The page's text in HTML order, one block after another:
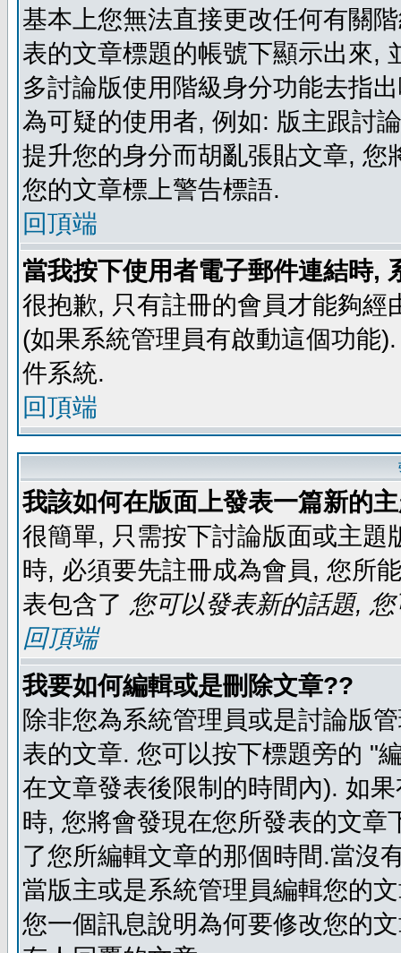
基本上您無法直接更改任何有關
表的文章標題的帳號下顯示出來,
多討論版使用階級身分功能去指
為可疑的使用者, 例如: 版主跟討
提升您的身分而胡亂張貼文章,
您的文章標上警告標語.
回頂端
當我按下使用者電子郵件連結時,
很抱歉, 只有註冊的會員才能夠
(如果系統管理員有啟動這個功能
件系統.
回頂端
我該如何在版面上發表一篇新的
很簡單, 只需按下討論版面或主
時, 必須要先註冊成為會員, 您所
表包含了 您可以發表新的話題,
回頂端
我要如何編輯或是刪除文章??
除非您為系統管理員或是討論版
表的文章. 您可以按下標題旁的 "
在文章發表後限制的時間內). 如
時, 您將會發現在您所發表的文
了您所編輯文章的那個時間.當沒
當版主或是系統管理員編輯您的
您一個訊息說明為何要修改您的